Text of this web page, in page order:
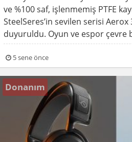
ve %100 saf, işlenmemiş PTFE
SteelSeres’in sevilen serisi Aerox
duyuruldu. Oyun ve espor çevre
5 sene önce
Donanım